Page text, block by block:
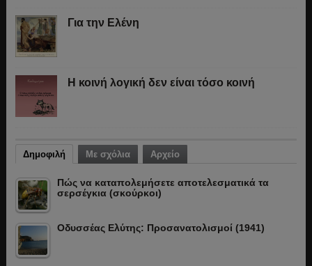
Για την Ελένη
Η κοινή λογική δεν είναι τόσο κοινή
Δημοφιλή Με σχόλια Αρχείο
Πώς να καταπολεμήσετε αποτελεσματικά τα
σερσέγκια (σκούρκοι)
Οδυσσέας Ελύτης: Προσανατολισμοί (1941)